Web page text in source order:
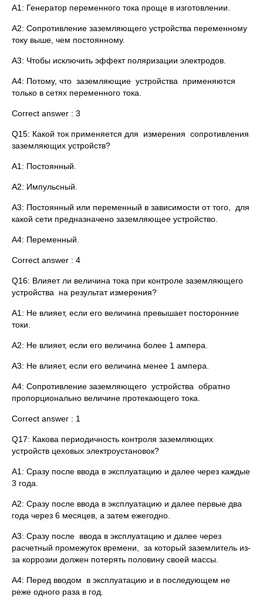
A1: Генератор переменного тока проще в изготовлении.
A2: Сопротивление заземляющего устройства переменному
току выше, чем постоянному.
A3: Чтобы исключить эффект поляризации электродов.
A4: Потому, что заземляющие устройства применяются
только в сетях переменного тока.
Correct answer : 3
Q15: Какой ток применяется для измерения сопротивления
заземляющих устройств?
A1: Постоянный.
A2: Импульсный.
A3: Постоянный или переменный в зависимости от того, для
какой сети предназначено заземляющее устройство.
A4: Переменный.
Correct answer : 4
Q16: Влияет ли величина тока при контроле заземляющего
устройства на результат измерения?
A1: Не влияет, если его величина превышает посторонние
токи.
A2: Не влияет, если его величина более 1 ампера.
A3: Не влияет, если его величина менее 1 ампера.
A4: Сопротивление заземляющего устройства обратно
пропорционально величине протекающего тока.
Correct answer : 1
Q17: Какова периодичность контроля заземляющих
устройств цеховых электроустановок?
A1: Сразу после ввода в эксплуатацию и далее через каждые
3 года.
A2: Сразу после ввода в эксплуатацию и далее первые два
года через 6 месяцев, а затем ежегодно.
A3: Сразу после ввода в эксплуатацию и далее через
расчетный промежуток времени, за который заземлитель из-
за коррозии должен потерять половину своей массы.
A4: Перед вводом в эксплуатацию и в последующем не
реже одного раза в год.